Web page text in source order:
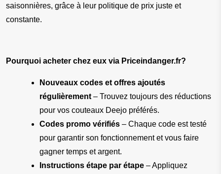
saisonnières, grâce à leur politique de prix juste et
constante.
Pourquoi acheter chez eux via Priceindanger.fr?
Nouveaux codes et offres ajoutés
régulièrement – Trouvez toujours des réductions
pour vos couteaux Deejo préférés.
Codes promo vérifiés – Chaque code est testé
pour garantir son fonctionnement et vous faire
gagner temps et argent.
Instructions étape par étape – Appliquez